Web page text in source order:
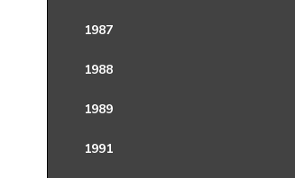
1987
1988
1989
1991